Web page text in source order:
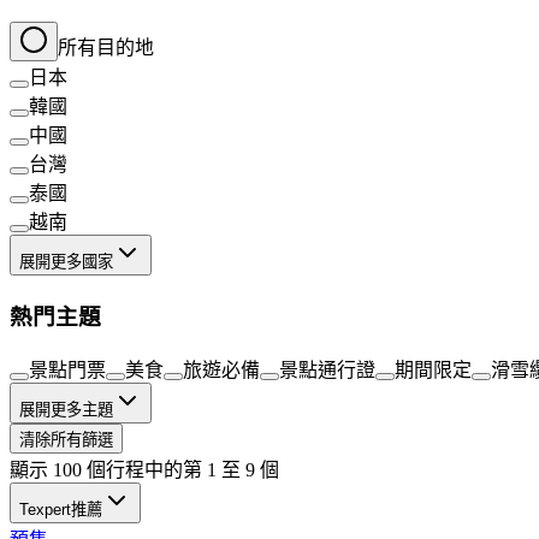
所有目的地
日本
韓國
中國
台灣
泰國
越南
展開更多國家
熱門主題
景點門票 美食 旅遊必備 景點通行證 期間限定 滑雪
展開更多主題
清除所有篩選
顯示 100 個行程中的第 1 至 9 個
Texpert推薦